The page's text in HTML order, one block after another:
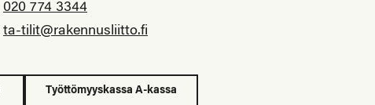
020 774 3344
ta-tilit@rakennusliitto.fi
Työttömyyskassa A-kassa